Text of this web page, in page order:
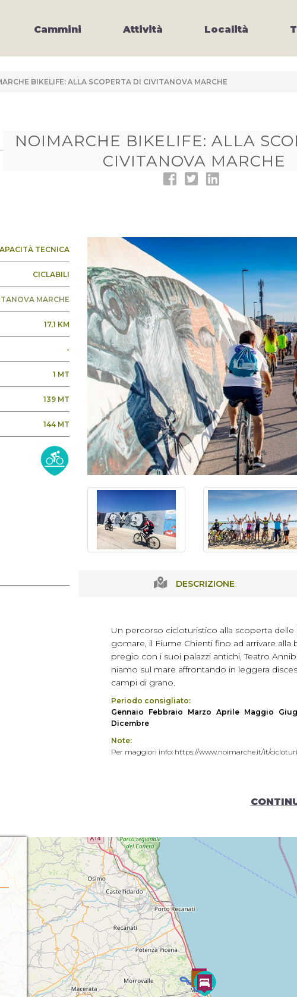
Cammini Attività Località
BIKELIFE: ALLA SCOPERTA DI CIVITANOVA MARCHE
NOIMARCHE BIKELIFE: ALLA
CIVITANOVA MARCHE
TECNICA
CICLABILI
MARCHE
17,1 KM
-
1 MT
139 MT
144 MT
DESCRIZIONE
Un percorso cicloturistico alla scoperta
gomare, il Fiume Chienti fino ad arrivare
pregio con i suoi palazzi antichi, Teatro
niamo sul mare affrontando in leggera
campi di grano.
Periodo consigliato:
Gennaio
Febbraio Marzo Aprile Maggio
Dicembre
Note:
Per maggiori info: https://www.noimarche.it/it/